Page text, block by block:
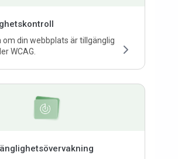
om din webbplats är tillgänglig
WCAG.